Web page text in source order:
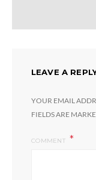
LEAVE A
YOUR EMAIL
FIELDS ARE
COMMENT